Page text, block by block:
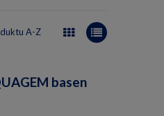
A-Z
basen